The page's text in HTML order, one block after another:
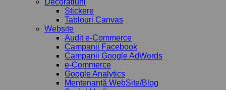
Stickere
Tablouri Canvas
Website
Audit e-Commerce
Campanii Facebook
Campanii Google AdWords
e-Commerce
Google Analytics
Mentenanță WebSite/Blog